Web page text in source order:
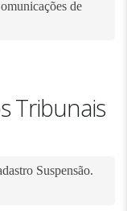
de
Tribunais
Suspensão.